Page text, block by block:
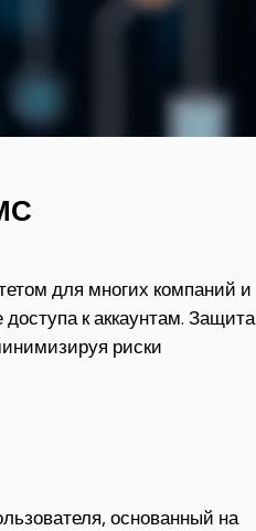
для многих компаний и
к аккаунтам. Защита
риски
основанный на